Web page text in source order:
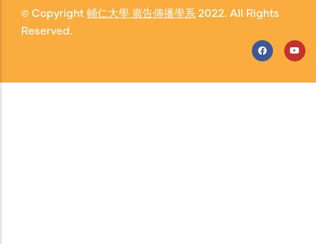
© Copyright 輔仁大學 廣告傳播學系 2022. All Rights
Reserved.